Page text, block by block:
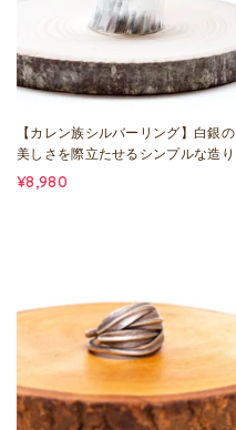
【カレン族シルバーリング】白銀の
美しさを際立たせるシンプルな造り
¥8,980